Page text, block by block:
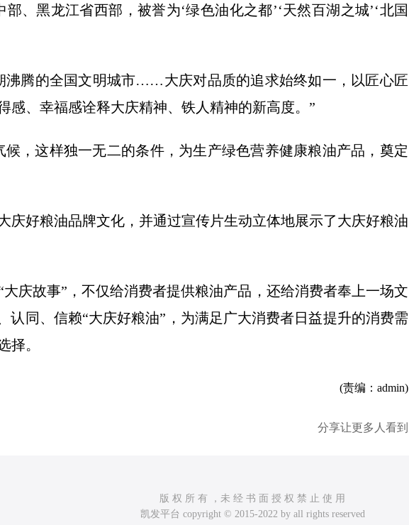
、黑龙江省西部，被誉为‘绿色油化之都’‘天然百湖之城’‘北国
沸腾的全国文明城市……大庆对品质的追求始终如一，以匠心匠
感、幸福感诠释大庆精神、铁人精神的新高度。”
，这样独一无二的条件，为生产绿色营养健康粮油产品，奠定
庆好粮油品牌文化，并通过宣传片生动立体地展示了大庆好粮油
庆故事”，不仅给消费者提供粮油产品，还给消费者奉上一场文
认同、信赖“大庆好粮油”，为满足广大消费者日益提升的消费需
择。
(责编：admin)
分享让更多人看到
版 权 所 有 ，未 经 书 面 授 权 禁 止 使 用
凯发平台 copyright © 2015-2022 by all rights reserved